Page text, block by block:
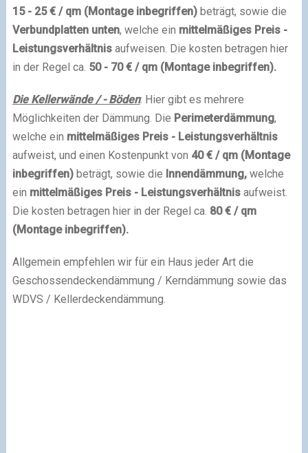
15 - 25 € / qm (Montage inbegriffen)beträgt, sowie die
Verbundplatten unten, welche ein mittelmäßiges Preis -
Leistungsverhältnisaufweisen. Die kosten betragen hier
in der Regel ca. 50 - 70 € / qm (Montage inbegriffen).
Die Kellerwände / - Böden: Hier gibt es mehrere
Möglichkeiten der Dämmung. Die Perimeterdämmung,
welche ein mittelmäßiges Preis - Leistungsverhältnis
aufweist, und einen Kostenpunkt von 40 € / qm (Montage
inbegriffen)beträgt, sowie die Innendämmung,welche
ein mittelmäßiges Preis - Leistungsverhältnisaufweist.
Die kosten betragen hier in der Regel ca. 80 € / qm
(Montage inbegriffen).
Allgemein empfehlen wir für ein Haus jeder Art die
Geschossendeckendämmung / Kerndämmung sowie das
WDVS / Kellerdeckendämmung.